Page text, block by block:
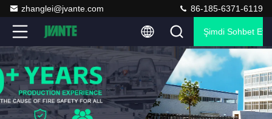
zhanglei@jvante.com 86-185-6371-6119
Şimdi Sohbet Et